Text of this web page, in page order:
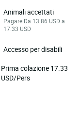
Animali accettati
Pagare Da 13.86 USD a
17.33 USD
Accesso per disabili
Prima colazione 17.33
USD/Pers